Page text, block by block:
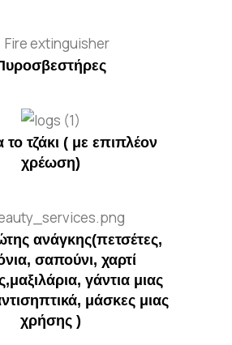
το τζάκι ( με επιπλέον
χρέωση)
ανάγκης(πετσέτες,
σαπούνι, χαρτί
γάντια μιας
μάσκες μιας
χρήσης )